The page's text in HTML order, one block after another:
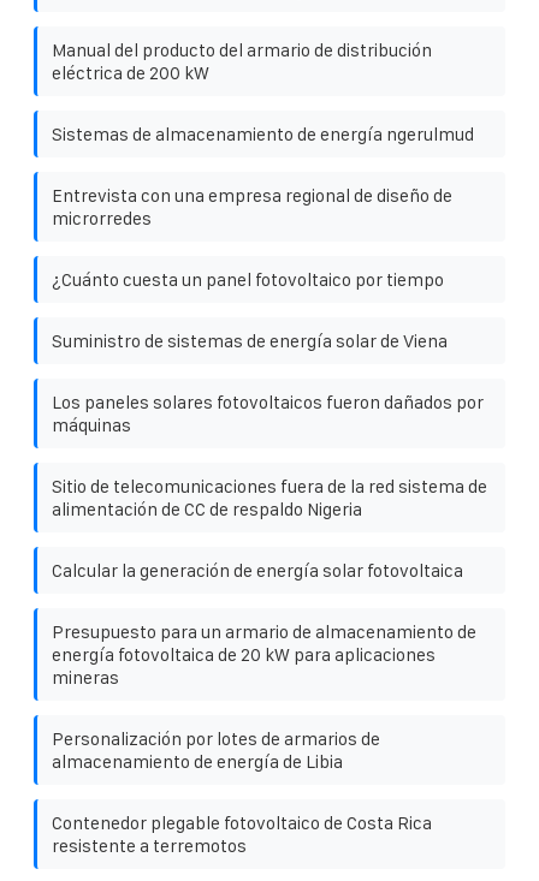
Manual del producto del armario de distribución
eléctrica de 200 kW
Sistemas de almacenamiento de energía ngerulmud
Entrevista con una empresa regional de diseño de
microrredes
¿Cuánto cuesta un panel fotovoltaico por tiempo
Suministro de sistemas de energía solar de Viena
Los paneles solares fotovoltaicos fueron dañados por
máquinas
Sitio de telecomunicaciones fuera de la red sistema de
alimentación de CC de respaldo Nigeria
Calcular la generación de energía solar fotovoltaica
Presupuesto para un armario de almacenamiento de
energía fotovoltaica de 20 kW para aplicaciones
mineras
Personalización por lotes de armarios de
almacenamiento de energía de Libia
Contenedor plegable fotovoltaico de Costa Rica
resistente a terremotos